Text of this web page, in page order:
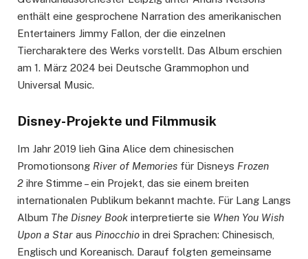
enthält eine gesprochene Narration des amerikanischen
Entertainers Jimmy Fallon, der die einzelnen
Tiercharaktere des Werks vorstellt. Das Album erschien
am 1. März 2024 bei Deutsche Grammophon und
Universal Music.
Disney-Projekte und Filmmusik
Im Jahr 2019 lieh Gina Alice dem chinesischen
Promotionsong River of Memories für Disneys Frozen
2 ihre Stimme – ein Projekt, das sie einem breiten
internationalen Publikum bekannt machte. Für Lang Langs
Album The Disney Book interpretierte sie When You Wish
Upon a Star aus Pinocchio in drei Sprachen: Chinesisch,
Englisch und Koreanisch. Darauf folgten gemeinsame